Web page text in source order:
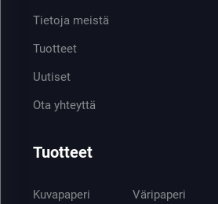
Tietoja meistä
Tuotteet
Uutiset
Ota yhteyttä
Tuotteet
Kuvapaperi
Väripaperi